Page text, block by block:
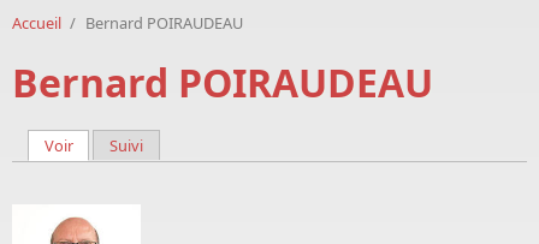
Accueil / Bernard POIRAUDEAU
Bernard POIRAUDEAU
Voir(onglet actif)
Suivi